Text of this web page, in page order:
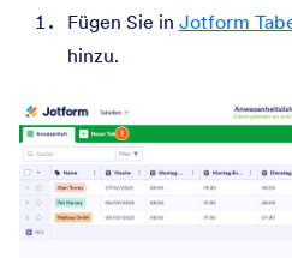
Fügen Sie in Jotform
hinzu.